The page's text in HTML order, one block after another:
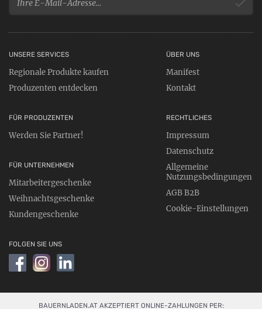
UNSERE SERVICES
Regionale Produkte kaufen
Produzenten entdecken
FÜR PRODUZENTEN
Werden Sie Partner!
FÜR UNTERNEHMEN
Mitarbeitergeschenke
Weihnachtsgeschenke
Kundengeschenke
RECHTLICHES
Impressum
Datenschutz
Allgemeine
Nutzungsbedingungen
AGB B2B
Cookie-Einstellungen
ÜBER UNS
Manifest
Kontakt
FOLGEN SIE UNS
BAUERNLADEN.AT AKZEPTIERT ONLINE-ZAHLUNGEN PER: